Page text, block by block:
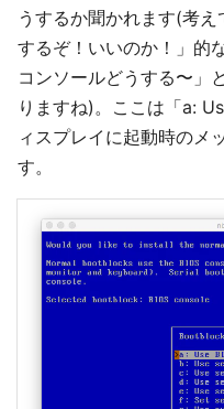
うするか聞かれます(考
するぞ！いいのか！」的
コンソールどうする〜」
りますね)。ここは「a:
ィスプレイに起動時のメ
す。